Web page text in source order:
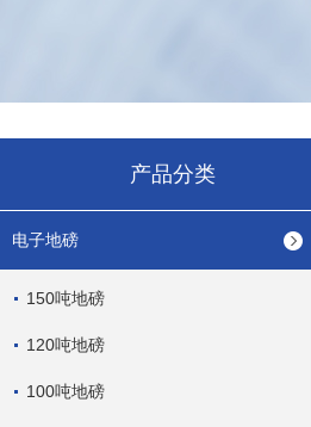
产品分类
电子地磅
150吨地磅
120吨地磅
100吨地磅